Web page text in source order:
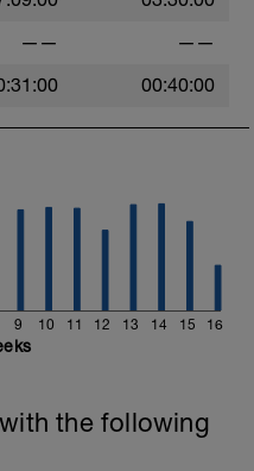
—— ——
00:40:00
9 10 11 12 13 14 15 16
the following